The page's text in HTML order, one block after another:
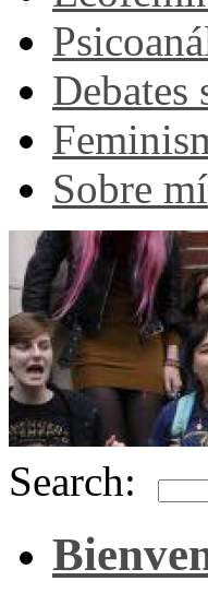
Debates
Sobre mí
Search: